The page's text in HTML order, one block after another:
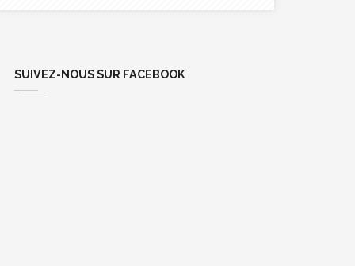
SUIVEZ-NOUS SUR FACEBOOK